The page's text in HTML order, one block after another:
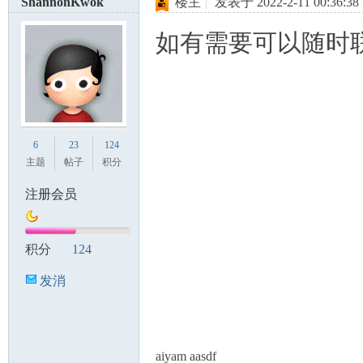
6
主题
23
帖子
124
积分
注册会员
积分 124
发消
如有需要可以随时
aiyam aasdf